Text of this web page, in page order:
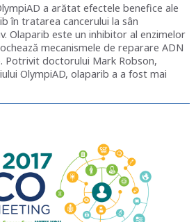
a arătat efectele benefice ale
în tratarea cancerului la sân
Olaparib este un inhibitor al enzimelor
mecanismele de reparare ADN
Potrivit doctorului Mark Robson,
OlympiAD, olaparib a a fost mai